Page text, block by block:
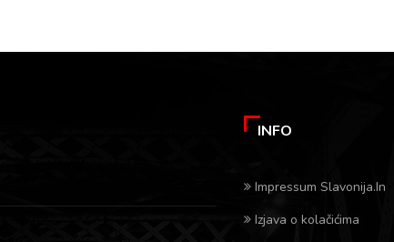
INFO
Impressum Slavonija.In
Izjava o kolačićima